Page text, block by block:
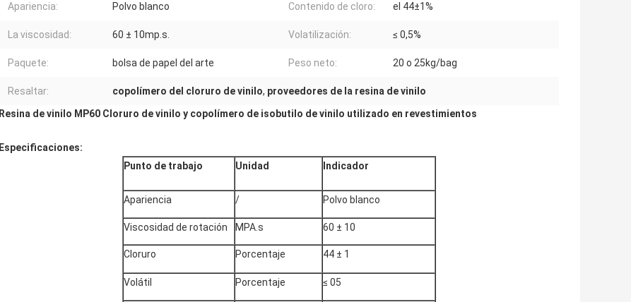
Apariencia: Polvo blanco Contenido de cloro: el 44±1%
La viscosidad: 60 ± 10mp.s. Volatilización: ≤ 0,5%
Paquete: bolsa de papel del arte Peso neto: 20 o 25kg/bag
Resaltar: copolímero del cloruro de vinilo, proveedores de la resina de vinilo
Resina de vinilo MP60 Cloruro de vinilo y copolímero de isobutilo de vinilo utilizado en revestimientos
Especificaciones:
Punto de trabajo
Unidad Indicador
Apariencia / Polvo blanco
Viscosidad de rotación MPA.s 60 ± 10
Cloruro Porcentaje 44 ± 1
Volátil Porcentaje ≤ 05